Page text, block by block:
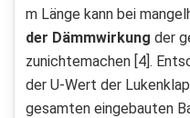
m Länge kann bei
der Dämmwirkung der
zunichtemachen [4].
der U-Wert der
gesamten eingebauten